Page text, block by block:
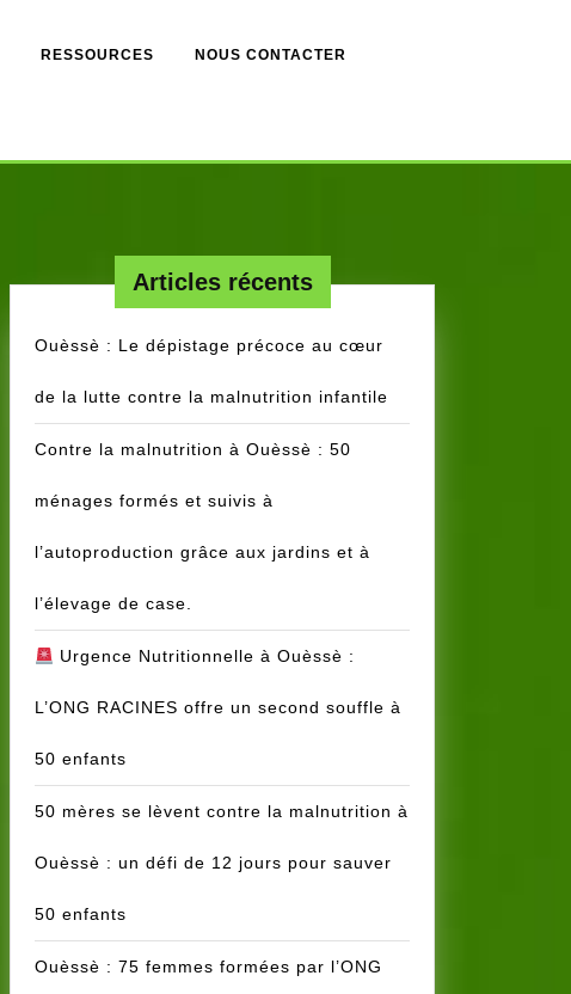
RESSOURCES NOUS CONTACTER
Articles récents
Ouèssè : Le dépistage précoce au cœur
de la lutte contre la malnutrition infantile
Contre la malnutrition à Ouèssè : 50
ménages formés et suivis à
l’autoproduction grâce aux jardins et à
l’élevage de case.
Urgence Nutritionnelle à Ouèssè :
L’ONG RACINES offre un second souffle à
50 enfants
50 mères se lèvent contre la malnutrition à
Ouèssè : un défi de 12 jours pour sauver
50 enfants
Ouèssè : 75 femmes formées par l’ONG